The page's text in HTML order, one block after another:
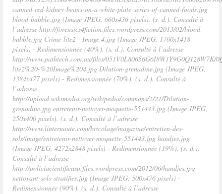
canned-red-kidney-beans-on-a-white-plate-series-of-canned-foods.jpg
blood-bubble.jpg (Image JPEG, 660x436 pixels). (s. d.). Consulté à
l’adresse http://forensics4fiction.files.wordpress.com/2013/02/blood-
bubble.jpg Crime-lite2 - Image 4.jpg (Image JPEG, 1760x1418
pixels) - Redimensionnée (40%). (s. d.). Consulté à l’adresse
http://www.pathtech.com.au/files/051V0L80656G6I8W1Y9G0Q128W7K/
lite2%20-%20Image%204.jpg Dilution-grenadine.jpg (Image JPEG,
1384x477 pixels) - Redimensionnée (70%). (s. d.). Consulté à
l’adresse
http://upload.wikimedia.org/wikipedia/commons/2/21/Dilution-
grenadine.jpg entretenir-nettoyer-moquette-551443.jpg (Image JPEG,
250x400 pixels). (s. d.). Consulté à l’adresse
http://www.linternaute.com/bricolage/magazine/entretien-des-
sols/image/entretenir-nettoyer-moquette-551443.jpg handjes.jpg
(Image JPEG, 4272x2848 pixels) - Redimensionnée (19%). (s. d.).
Consulté à l’adresse
http://policiacientificasp.files.wordpress.com/2012/06/handjes.jpg
nettoyant-sols-stratifies.jpg (Image JPEG, 500x476 pixels) -
Redimensionnée (90%). (s. d.). Consulté à l’adresse